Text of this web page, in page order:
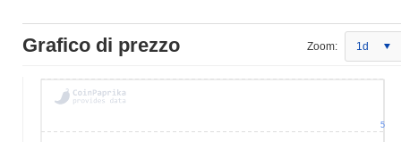
Grafico di prezzo Zoom: 1d
5